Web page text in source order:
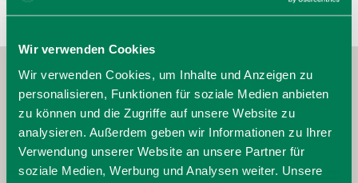
Wir verwenden Cookies
Wir verwenden Cookies, um Inhalte und Anzeigen zu
personalisieren, Funktionen für soziale Medien anbieten
zu können und die Zugriffe auf unsere Website zu
analysieren. Außerdem geben wir Informationen zu Ihrer
Verwendung unserer Website an unsere Partner für
soziale Medien, Werbung und Analysen weiter. Unsere